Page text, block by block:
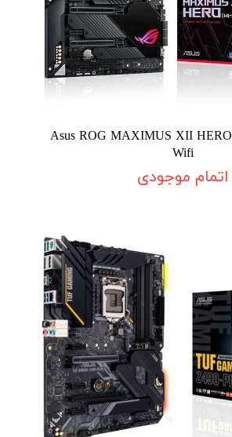
مادربرد ایسوس Asus ROG MAXIMUS XII HERO
Wifi
اتمام موجودی